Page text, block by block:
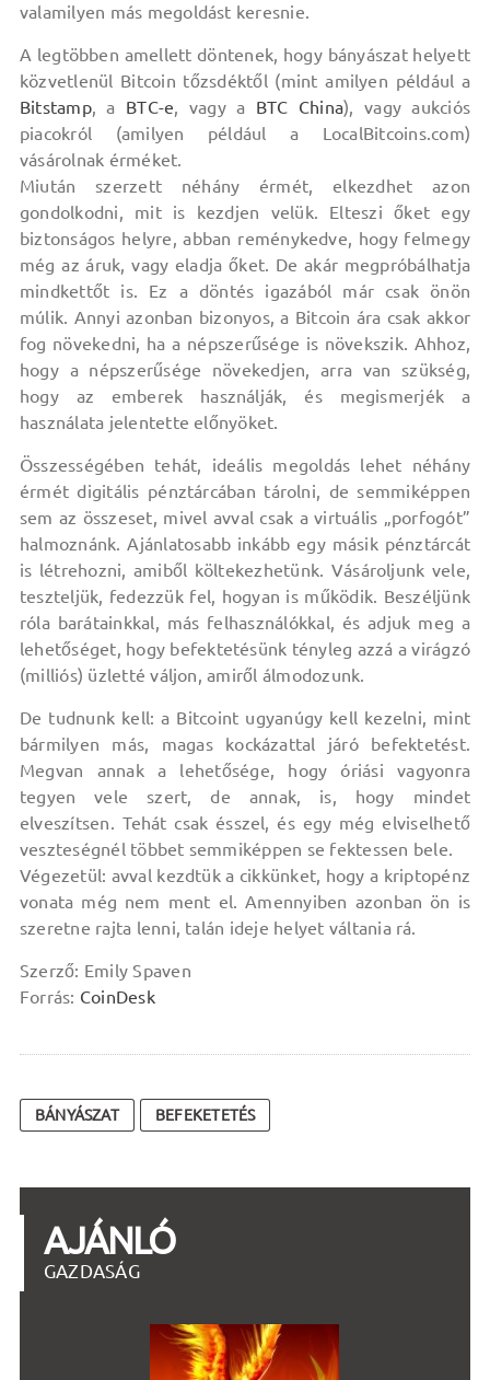
valamilyen más megoldást keresnie.
A legtöbben amellett döntenek, hogy bányászat helyett
közvetlenül Bitcoin tőzsdéktől (mint amilyen például a
Bitstamp, a BTC-e, vagy a BTC China), vagy aukciós
piacokról (amilyen például a LocalBitcoins.com)
vásárolnak érméket.
Miután szerzett néhány érmét, elkezdhet azon
gondolkodni, mit is kezdjen velük. Elteszi őket egy
biztonságos helyre, abban reménykedve, hogy felmegy
még az áruk, vagy eladja őket. De akár megpróbálhatja
mindkettőt is. Ez a döntés igazából már csak önön
múlik. Annyi azonban bizonyos, a Bitcoin ára csak akkor
fog növekedni, ha a népszerűsége is növekszik. Ahhoz,
hogy a népszerűsége növekedjen, arra van szükség,
hogy az emberek használják, és megismerjék a
használata jelentette előnyöket.
Összességében tehát, ideális megoldás lehet néhány
érmét digitális pénztárcában tárolni, de semmiképpen
sem az összeset, mivel avval csak a virtuális „porfogót”
halmoznánk. Ajánlatosabb inkább egy másik pénztárcát
is létrehozni, amiből költekezhetünk. Vásároljunk vele,
teszteljük, fedezzük fel, hogyan is működik. Beszéljünk
róla barátainkkal, más felhasználókkal, és adjuk meg a
lehetőséget, hogy befektetésünk tényleg azzá a virágzó
(milliós) üzletté váljon, amiről álmodozunk.
De tudnunk kell: a Bitcoint ugyanúgy kell kezelni, mint
bármilyen más, magas kockázattal járó befektetést.
Megvan annak a lehetősége, hogy óriási vagyonra
tegyen vele szert, de annak, is, hogy mindet
elveszítsen. Tehát csak ésszel, és egy még elviselhető
veszteségnél többet semmiképpen se fektessen bele.
Végezetül: avval kezdtük a cikkünket, hogy a kriptopénz
vonata még nem ment el. Amennyiben azonban ön is
szeretne rajta lenni, talán ideje helyet váltania rá.
Szerző: Emily Spaven
Forrás: CoinDesk
BÁNYÁSZAT BEFEKETETÉS
AJÁNLÓ
GAZDASÁG